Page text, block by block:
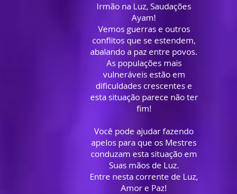
Irmão na Luz, Saudações
Ayam!
Vemos guerras e outros
conflitos que se estendem,
abalando a paz entre povos.
As populações mais
vulneráveis estão em
dificuldades crescentes e
esta situação parece não ter
fim!
Você pode ajudar fazendo
apelos para que os Mestres
conduzam esta situação em
Suas mãos de Luz.
Entre nesta corrente de Luz,
Amor e Paz!